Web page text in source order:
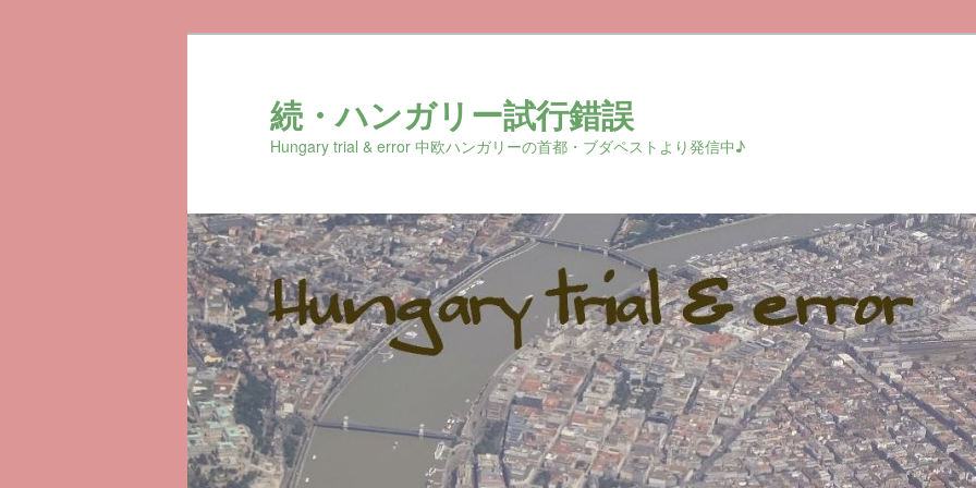
続・ハンガリー試行錯誤
Hungary trial & error 中欧ハンガリーの首都・ブダペストより発信中♪